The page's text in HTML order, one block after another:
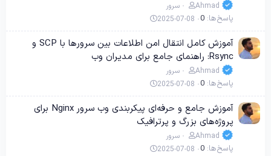
Ahmad سرور
پاسخ‌ها 0
2025-07-08
آموزش کامل انتقال امن اطلاعات بین سرورها با SCP و
Rsync: راهنمای جامع برای مدیران وب
Ahmad سرور
پاسخ‌ها 0
2025-07-08
آموزش جامع و حرفه‌ای پیکربندی وب سرور Nginx برای
پروژه‌های بزرگ و پرترافیک
Ahmad سرور
پاسخ‌ها 0
2025-07-08